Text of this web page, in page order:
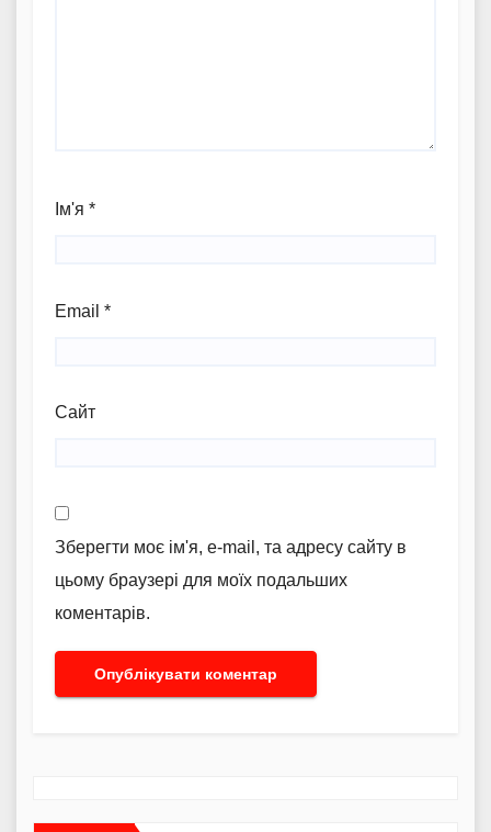
Ім'я *
Email *
Сайт
Зберегти моє ім'я, e-mail, та адресу сайту в
цьому браузері для моїх подальших
коментарів.